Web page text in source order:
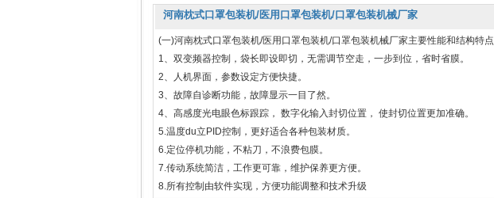
河南枕式口罩包装机/医用口罩包装机/口罩包装机械厂家
(一)河南枕式口罩包装机/医用口罩包装机/口罩包装机械厂家主要性能和结构特点
1、双变频器控制，袋长即设即切，无需调节空走，一步到位，省时省膜。
2、人机界面，参数设定方便快捷。
3、故障自诊断功能，故障显示一目了然。
4、高感度光电眼色标跟踪， 数字化输入封切位置， 使封切位置更加准确。
5.温度du立PID控制，更好适合各种包装材质。
6.定位停机功能，不粘刀，不浪费包膜。
7.传动系统简洁，工作更可靠，维护保养更方便。
8.所有控制由软件实现，方便功能调整和技术升级